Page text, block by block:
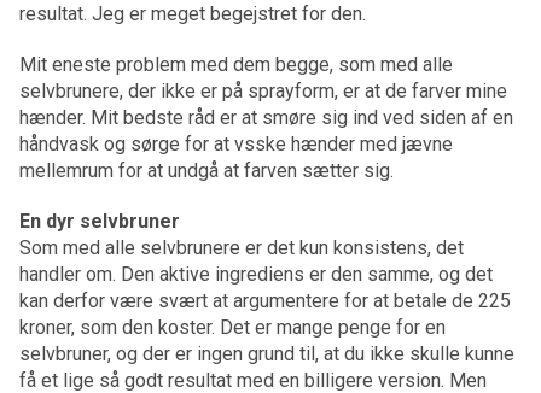
resultat. Jeg er meget begejstret for den.
Mit eneste problem med dem begge, som med alle
selvbrunere, der ikke er på sprayform, er at de farver mine
hænder. Mit bedste råd er at smøre sig ind ved siden af en
håndvask og sørge for at vsske hænder med jævne
mellemrum for at undgå at farven sætter sig.
En dyr selvbruner
Som med alle selvbrunere er det kun konsistens, det
handler om. Den aktive ingrediens er den samme, og det
kan derfor være svært at argumentere for at betale de 225
kroner, som den koster. Det er mange penge for en
selvbruner, og der er ingen grund til, at du ikke skulle kunne
få et lige så godt resultat med en billigere version. Men